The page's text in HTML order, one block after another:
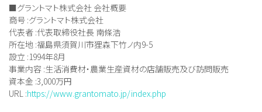
■グラントマト株式会社 会社概要
商号 :グラントマト株式会社
代表者 :代表取締役社長 南條浩
所在地 :福島県須賀川市狸森下竹ノ内9-5
設立 :1994年8月
事業内容 :生活消費材・農業生産資材の店舗販売及び訪問販売
資本金 :3,000万円
URL :https://www.grantomato.jp/index.php